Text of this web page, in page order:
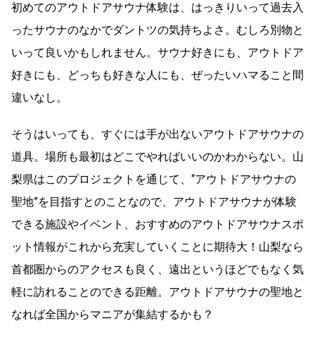
初めてのアウトドアサウナ体験は、はっきりいって過去入
ったサウナのなかでダントツの気持ちよさ。むしろ別物と
いって良いかもしれません。サウナ好きにも、アウトドア
好きにも、どっちも好きな人にも、ぜったいハマること間
違いなし。
そうはいっても、すぐには手が出ないアウトドアサウナの
道具。場所も最初はどこでやればいいのかわからない。山
梨県はこのプロジェクトを通じて、“アウトドアサウナの
聖地”を目指すとのことなので、アウトドアサウナが体験
できる施設やイベント、おすすめのアウトドアサウナスポ
ット情報がこれから充実していくことに期待大！山梨なら
首都圏からのアクセスも良く、遠出というほどでもなく気
軽に訪れることのできる距離。アウトドアサウナの聖地と
なれば全国からマニアが集結するかも？